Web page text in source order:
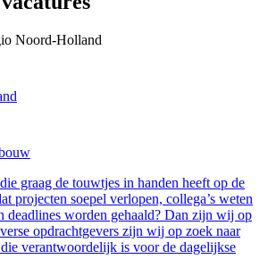
Noord-Holland
graag de touwtjes in handen heeft op de
projecten soepel verlopen, collega’s weten
deadlines worden gehaald? Dan zijn wij op
opdrachtgevers zijn wij op zoek naar
verantwoordelijk is voor de dagelijkse